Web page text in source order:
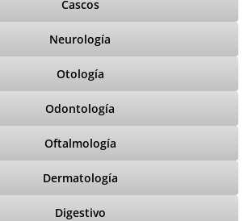
Cascos
Neurología
Otología
Odontología
Oftalmología
Dermatología
Digestivo